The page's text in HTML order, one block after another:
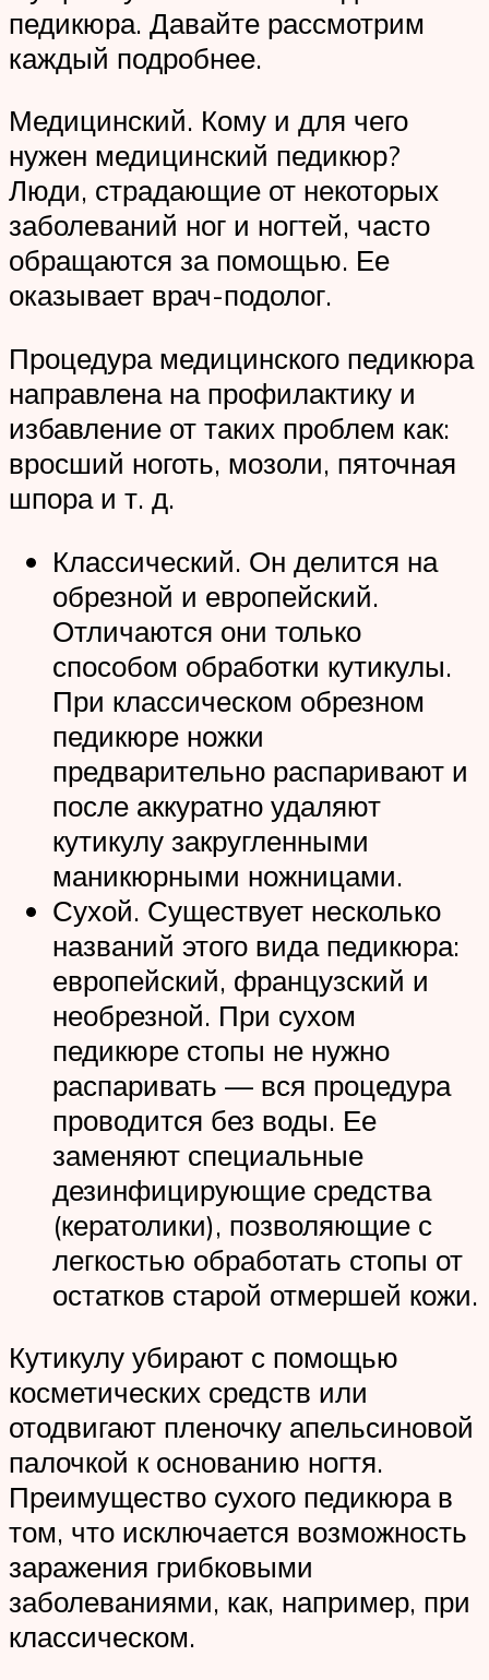
педикюра. Давайте рассмотрим
каждый подробнее.
Медицинский. Кому и для чего
нужен медицинский педикюр?
Люди, страдающие от некоторых
заболеваний ног и ногтей, часто
обращаются за помощью. Ее
оказывает врач-подолог.
Процедура медицинского педикюра
направлена на профилактику и
избавление от таких проблем как:
вросший ноготь, мозоли, пяточная
шпора и т. д.
Классический. Он делится на
обрезной и европейский.
Отличаются они только
способом обработки кутикулы.
При классическом обрезном
педикюре ножки
предварительно распаривают и
после аккуратно удаляют
кутикулу закругленными
маникюрными ножницами.
Сухой. Существует несколько
названий этого вида педикюра:
европейский, французский и
необрезной. При сухом
педикюре стопы не нужно
распаривать — вся процедура
проводится без воды. Ее
заменяют специальные
дезинфицирующие средства
(кератолики), позволяющие с
легкостью обработать стопы от
остатков старой отмершей кожи.
Кутикулу убирают с помощью
косметических средств или
отодвигают пленочку апельсиновой
палочкой к основанию ногтя.
Преимущество сухого педикюра в
том, что исключается возможность
заражения грибковыми
заболеваниями, как, например, при
классическом.